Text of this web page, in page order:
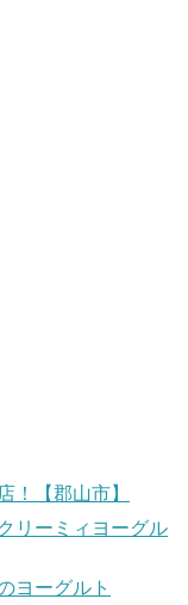
！【郡山市】
リーミィヨーグル
ヨーグルト